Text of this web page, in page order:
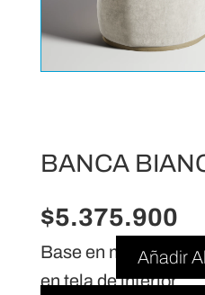
BANCA
$5.375.900
Base en madera
en tela de interior
Añadir